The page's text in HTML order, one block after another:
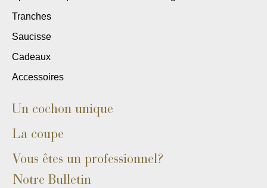
Tranches
Saucisse
Cadeaux
Accessoires
Un cochon unique
La coupe
Vous êtes un professionnel?
Notre Bulletin